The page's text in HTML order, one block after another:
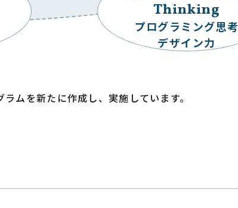
Thinking
プログラミング思考
デザイン力
ムを新たに作成し、実施しています。